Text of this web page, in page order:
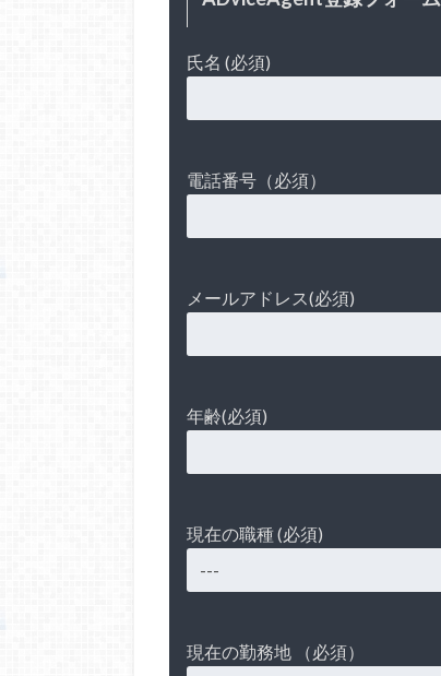
氏名 (必須)
電話番号（必須）
メールアドレス(必須)
年齢(必須)
現在の職種 (必須)
現在の勤務地 （必須）